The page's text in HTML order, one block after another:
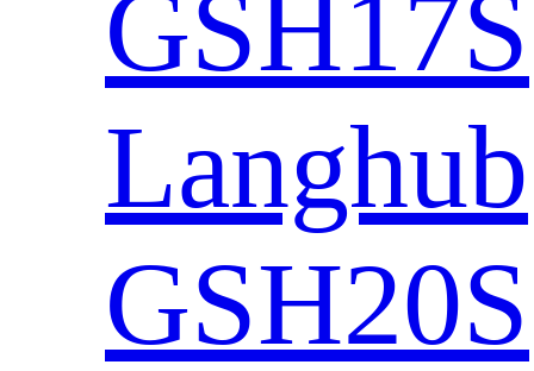
GSH17S
Langhub
GSH20S